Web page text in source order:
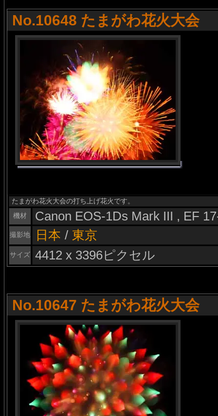
No.10648 たまがわ花火大会
たまがわ花火大会の打ち上げ花火です。
機材
Canon EOS-1Ds Mark III , EF
撮影地 日本 / 東京
サイズ 4412 x 3396ピクセル
No.10647 たまがわ花火大会